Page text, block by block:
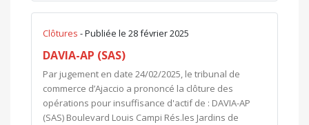
Clôtures - Publiée le 28 février 2025
DAVIA-AP (SAS)
Par jugement en date 24/02/2025, le tribunal de
commerce d’Ajaccio a prononcé la clôture des
opérations pour insuffisance d'actif de : DAVIA-AP
(SAS) Boulevard Louis Campi Rés.les Jardins de